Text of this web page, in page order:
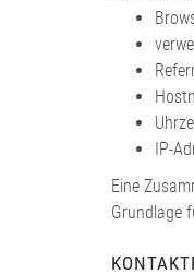
IP-
Eine
Grundlage